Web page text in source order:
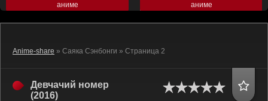
аниме аниме
Anime-share » Саяка Сэнбонги » Страница 2
Девчачий номер
(2016)